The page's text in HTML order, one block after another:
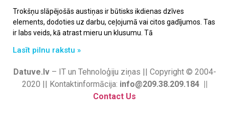
Trokšņu slāpējošās austiņas ir būtisks ikdienas dzīves
elements, dodoties uz darbu, ceļojumā vai citos gadījumos. Tas
ir labs veids, kā atrast mieru un klusumu. Tā
Lasīt pilnu rakstu »
Datuve.lv– IT un Tehnoloģiju ziņas || Copyright © 2004-
2020 || Kontaktinformācija: info@209.38.209.184 ||
Contact Us